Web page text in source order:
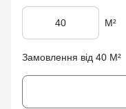
М²
Замовлення від 40 М²